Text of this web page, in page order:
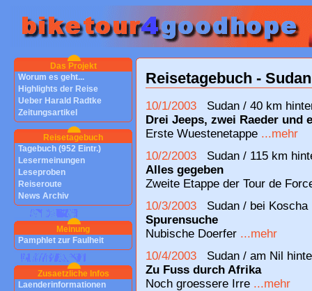
Das Projekt
Worum es geht...
Highlights der Reise
Ueber Harald Radtke
Zeitungsartikel
Reisetagebuch
Tagebuch (952 Eintr.)
Lesermeinungen
Leseproben
Reiseroute
News Archiv
Meinung
Pamphlet zur Faulheit
Zusaetzliche Infos
Laenderinformationen
Reisetagebuch -
10/1/2003 Sudan / 40 km
Drei Jeeps, zwei Raeder und
Erste Wuestenetappe ...mehr
10/2/2003 Sudan / 115 km
Alles gegeben
Zweite Etappe der Tour de
10/3/2003 Sudan / bei Koscha
Spurensuche
Nubische Doerfer ...mehr
10/4/2003 Sudan / am Nil
Zu Fuss durch Afrika
Noch groessere Irre ...mehr